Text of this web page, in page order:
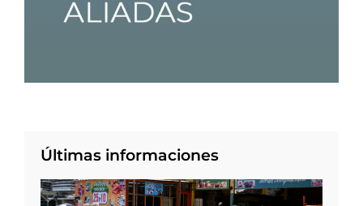
Últimas informaciones